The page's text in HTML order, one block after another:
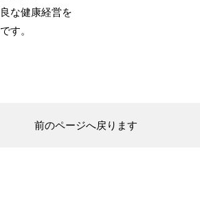
な健康経営を
す。
前のページへ戻ります